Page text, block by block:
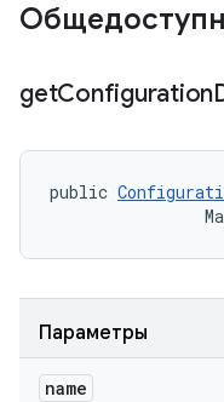
getConfiguration
public
Параметры
name